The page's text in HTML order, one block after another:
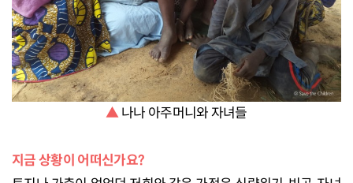
▲ 나나 아주머니와 자녀들
지금 상황이 어떠신가요?